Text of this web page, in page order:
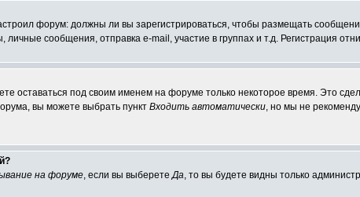
форум: должны ли вы зарегистрироваться, чтобы размещать
сообщения, отправка e-mail, участие в группах и т.д. Регистрация
оставаться под своим именем на форуме только некоторое время. Это
вы можете выбрать пункт Входить автоматически, но мы не
на форуме, если вы выберетеДа, то вы будете видны только